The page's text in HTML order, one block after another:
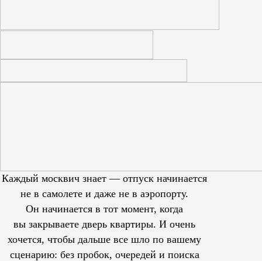
Каждый москвич знает — отпуск начинается
не в самолете и даже не в аэропорту.
Он начинается в тот момент, когда
вы закрываете дверь квартиры. И очень
хочется, чтобы дальше все шло по вашему
сценарию: без пробок, очередей и поиска